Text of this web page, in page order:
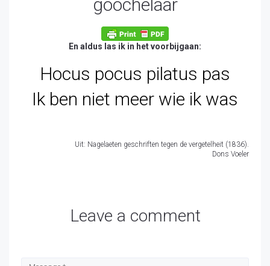
goochelaar
En aldus las ik in het voorbijgaan:
Hocus pocus pilatus pas
Ik ben niet meer wie ik was
Uit: Nagelaeten geschriften tegen de vergetelheit (1836).
Dons Voeler
Leave a comment